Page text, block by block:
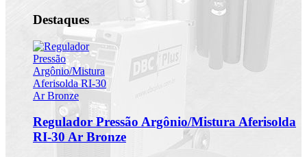
Destaques
Regulador Pressão Argônio/Mistura Aferisolda
RI-30 Ar Bronze